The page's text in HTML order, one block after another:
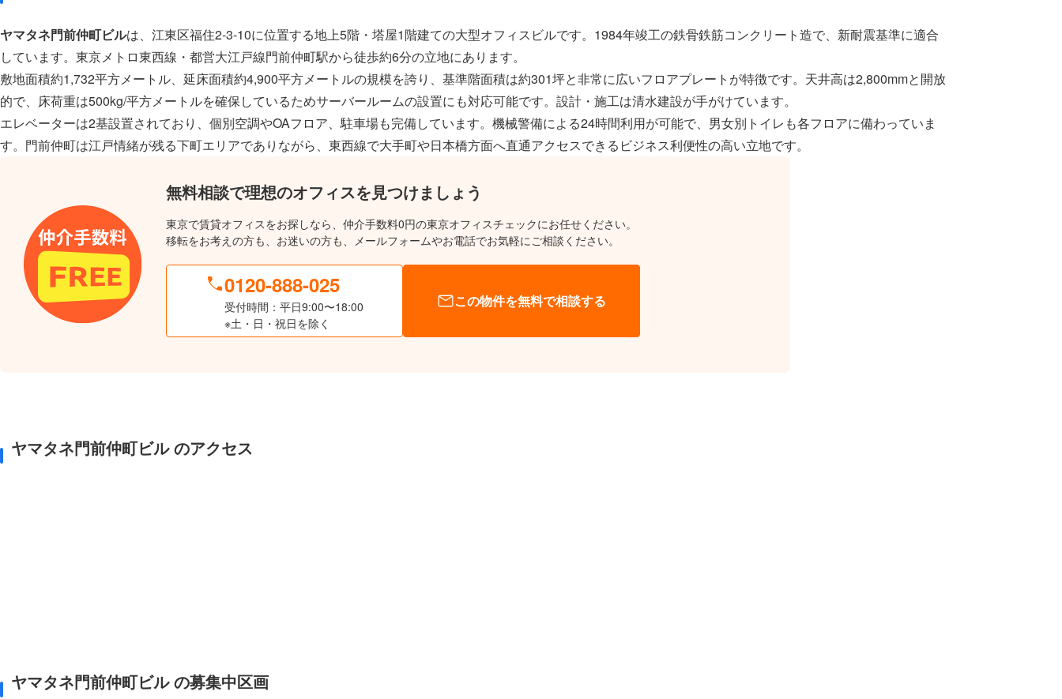
ヤマタネ門前仲町ビルは、江東区福住2-3-10に位置する地上5階・塔屋1階建ての大型オフィスビルです。1984年竣工の鉄骨鉄筋コンクリート造で、新耐震基準に適合
しています。東京メトロ東西線・都営大江戸線門前仲町駅から徒歩約6分の立地にあります。
敷地面積約1,732平方メートル、延床面積約4,900平方メートルの規模を誇り、基準階面積は約301坪と非常に広いフロアプレートが特徴です。天井高は2,800mmと開放
的で、床荷重は500kg/平方メートルを確保しているためサーバールームの設置にも対応可能です。設計・施工は清水建設が手がけています。
エレベーターは2基設置されており、個別空調やOAフロア、駐車場も完備しています。機械警備による24時間利用が可能で、男女別トイレも各フロアに備わっていま
す。門前仲町は江戸情緒が残る下町エリアでありながら、東西線で大手町や日本橋方面へ直通アクセスできるビジネス利便性の高い立地です。
無料相談で理想のオフィスを見つけましょう
東京で賃貸オフィスをお探しなら、仲介手数料0円の東京オフィスチェックにお任せください。
移転をお考えの方も、お迷いの方も、メールフォームやお電話でお気軽にご相談ください。
0120-888-025
受付時間：平日9:00〜18:00
※土・日・祝日を除く
この物件を無料で相談する
ヤマタネ門前仲町ビル のアクセス
ヤマタネ門前仲町ビル の募集中区画